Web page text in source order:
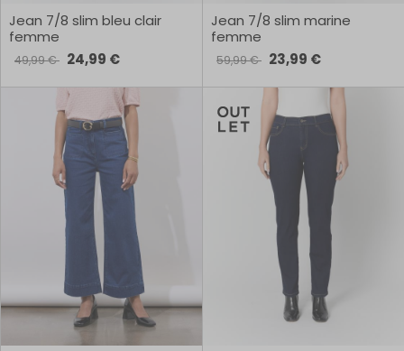
Jean 7/8 slim bleu clair
femme
49,99 € 24,99 €
Jean 7/8 slim marine
femme
59,99 € 23,99 €